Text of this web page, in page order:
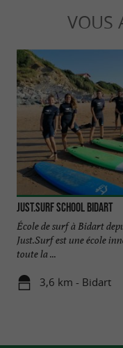
VOUS
Just.Surf School Bidart
École de surf à Bidart
Just.Surf est une école
toute la ...
3,6 km - Bidart